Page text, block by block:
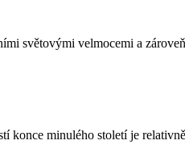
světovými velmocemi a
konce minulého století je